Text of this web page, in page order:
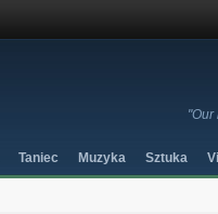
Taniec Muzyka Sztuka